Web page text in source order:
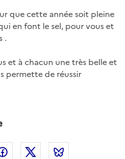
que cette année soit pleine
en font le sel, pour vous et
.
et à chacun une très belle et
permette de réussir
FacebookTwitter